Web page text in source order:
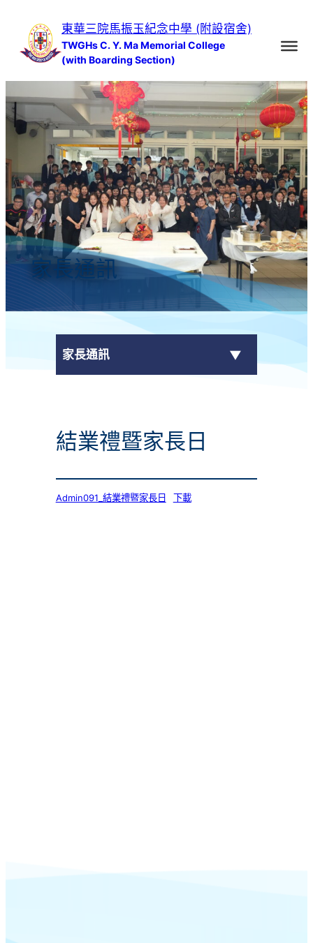
容
東華三院馬振玉紀念中學 (附設宿舍)
TWGHs C. Y. Ma Memorial College
(with Boarding Section)
家長通訊
家長通訊
學校通告
結業禮暨家長日
Admin091_結業禮暨家長日 下載